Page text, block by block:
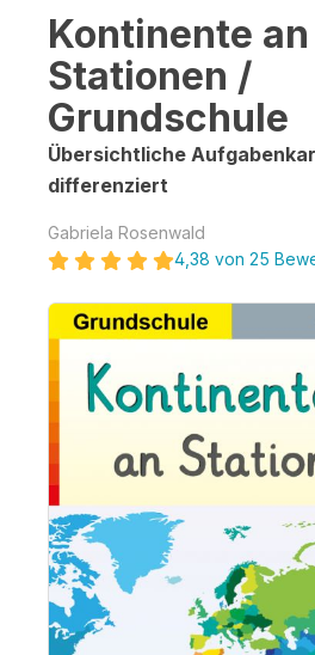
Kontinente an
Stationen /
Grundschule
Übersichtliche
differenziert
Gabriela Rosenwald
4,38 von 25
Bildergalerie überspringen